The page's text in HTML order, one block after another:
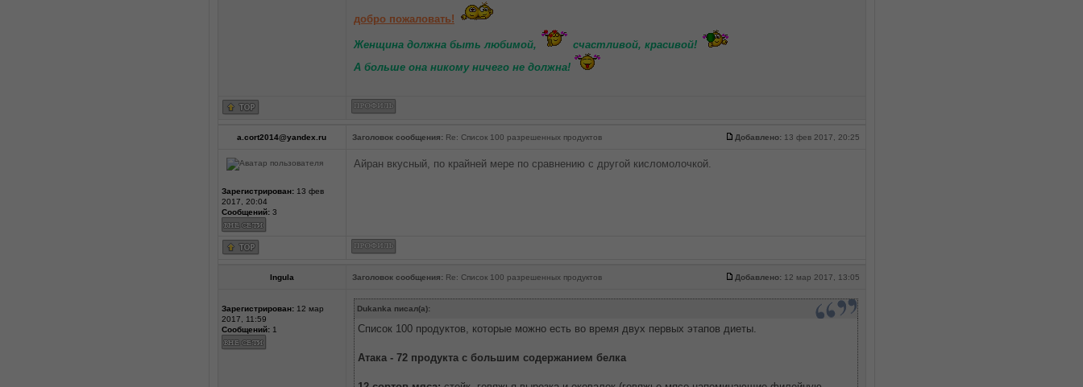
добро пожаловать!
Женщина должна быть любимой,
счастливой, красивой!
А больше она никому ничего не должна!
a.cort2014@yandex.ru Заголовок сообщения:Re: Список 100 разрешенных продуктов Добавлено:13 фев 2017, 20:25
Зарегистрирован:13 фев
2017, 20:04
Сообщений:3
Айран вкусный, по крайней мере по сравнению с другой кисломолочкой.
Ingula Заголовок сообщения: Re: Список 100 разрешенных продуктов Добавлено: 12 мар 2017, 13:05
Зарегистрирован:12 мар
2017, 11:59
Сообщений:1
Dukanka писал(а):
Список 100 продуктов, которые можно есть во время двух первых этапов диеты.
Атака - 72 продукта с большим содержанием белка